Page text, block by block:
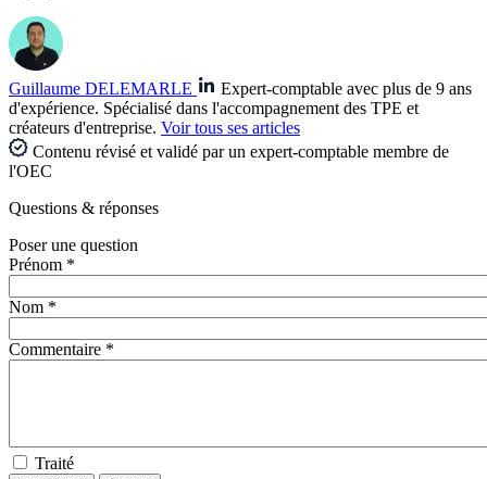
Guillaume DELEMARLE
Expert-comptable avec plus de 9 ans
d'expérience. Spécialisé dans l'accompagnement des TPE et
créateurs d'entreprise. Voir tous ses articles
Contenu révisé et validé par un expert-comptable membre de
l'OEC
Questions & réponses
Poser une question
Prénom *
Nom *
Commentaire *
Traité